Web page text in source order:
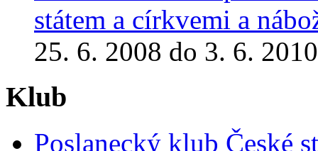
státem a církvemi a
25. 6. 2008 do 3. 6. 2010
Klub
Poslanecký klub České